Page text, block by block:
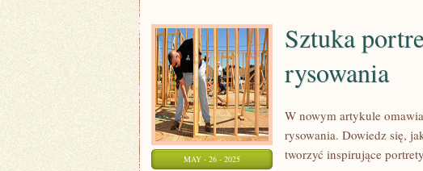
MAY - 26 - 2025
Sztuka
rysowania
W nowym artykule
rysowania. Dowiedz się,
tworzyć inspirujące